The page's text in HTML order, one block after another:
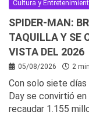
Cultura y
SPIDER-MAN:
TAQUILLA Y SE
VISTA DEL 2026
05/08/2026 2
Con solo siete
Day se convirtió
recaudar 1.155